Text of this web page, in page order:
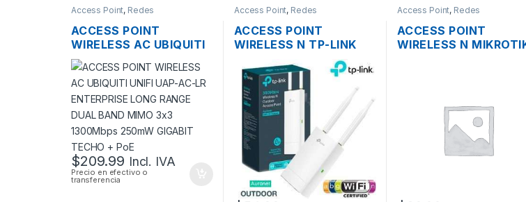
Access Point, Redes
ACCESS POINT
WIRELESS AC UBIQUITI
UNIFI UAP-AC-LR
ENTERPRISE LONG
RANGE DUAL BAND
MIMO 3×3 1300MBPS
250MW GIGABIT
TECHO + POE
$209.99 Incl. IVA
Precio en efectivo o
transferencia
Access Point, Redes
ACCESS POINT
WIRELESS N TP-LINK
EAP110 2.4GHZ DOS
ANTENAS 3DBI.
300MBPS POE
OUTDOOR
Access Point, Redes
ACCESS POINT
WIRELESS N